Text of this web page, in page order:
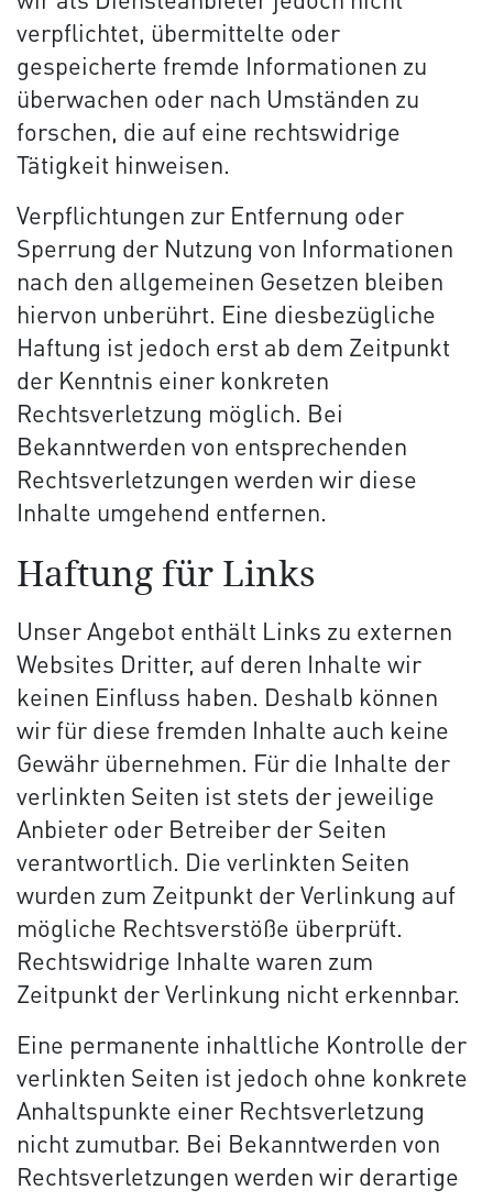
verpflichtet, übermittelte oder
gespeicherte fremde Informationen zu
überwachen oder nach Umständen zu
forschen, die auf eine rechtswidrige
Tätigkeit hinweisen.
Verpflichtungen zur Entfernung oder
Sperrung der Nutzung von Informationen
nach den allgemeinen Gesetzen bleiben
hiervon unberührt. Eine diesbezügliche
Haftung ist jedoch erst ab dem Zeitpunkt
der Kenntnis einer konkreten
Rechtsverletzung möglich. Bei
Bekanntwerden von entsprechenden
Rechtsverletzungen werden wir diese
Inhalte umgehend entfernen.
Haftung für Links
Unser Angebot enthält Links zu externen
Websites Dritter, auf deren Inhalte wir
keinen Einfluss haben. Deshalb können
wir für diese fremden Inhalte auch keine
Gewähr übernehmen. Für die Inhalte der
verlinkten Seiten ist stets der jeweilige
Anbieter oder Betreiber der Seiten
verantwortlich. Die verlinkten Seiten
wurden zum Zeitpunkt der Verlinkung auf
mögliche Rechtsverstöße überprüft.
Rechtswidrige Inhalte waren zum
Zeitpunkt der Verlinkung nicht erkennbar.
Eine permanente inhaltliche Kontrolle der
verlinkten Seiten ist jedoch ohne konkrete
Anhaltspunkte einer Rechtsverletzung
nicht zumutbar. Bei Bekanntwerden von
Rechtsverletzungen werden wir derartige